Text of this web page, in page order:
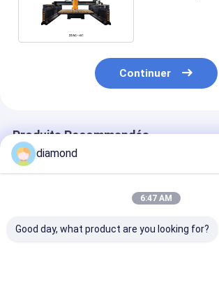
Continuer
Produits Recommandés
diamond
6:47 AM
Good day, what product are you looking for?